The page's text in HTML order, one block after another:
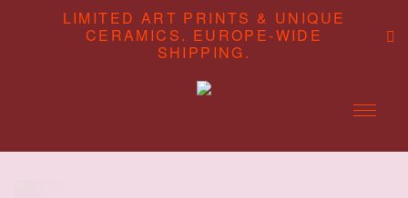
LIMITED ART PRINTS & UNIQUE
CERAMICS. EUROPE-WIDE
SHIPPING.